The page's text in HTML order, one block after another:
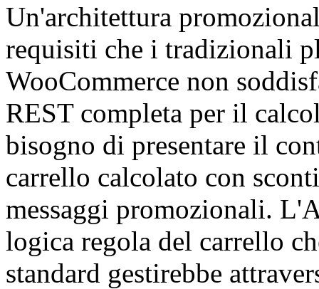
Un'architettura
requisiti che i tradizionali
WooCommerce non
REST completa per il
bisogno di presentare il
carrello calcolato con
messaggi promozionali.
logica regola del carrello
standard gestirebbe